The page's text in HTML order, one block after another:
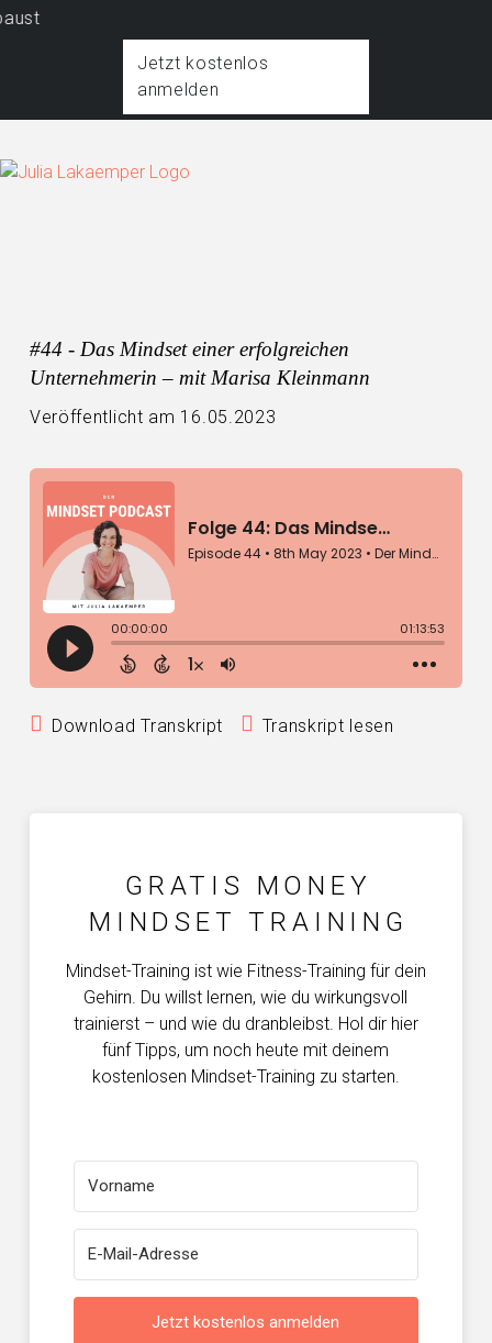
Jetzt kostenlos
anmelden
#44 - Das Mindset einer erfolgreichen
Unternehmerin – mit Marisa Kleinmann
Veröffentlicht am 16.05.2023
Download Transkript Transkript lesen
GRATIS MONEY
MINDSET TRAINING
Mindset-Training ist wie Fitness-Training für dein
Gehirn. Du willst lernen, wie du wirkungsvoll
trainierst – und wie du dranbleibst. Hol dir hier
fünf Tipps, um noch heute mit deinem
kostenlosen Mindset-Training zu starten.
Jetzt kostenlos anmelden